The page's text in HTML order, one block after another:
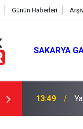
Günün Haberleri
SAKARYA
13:49